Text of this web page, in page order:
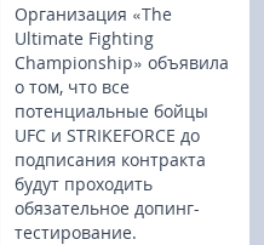
Организация «The
Ultimate Fighting
Championship» объявила
о том, что все
потенциальные бойцы
UFC и STRIKEFORCE до
подписания контракта
будут проходить
обязательное допинг-
тестирование.